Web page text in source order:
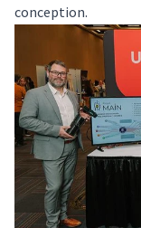
conception.